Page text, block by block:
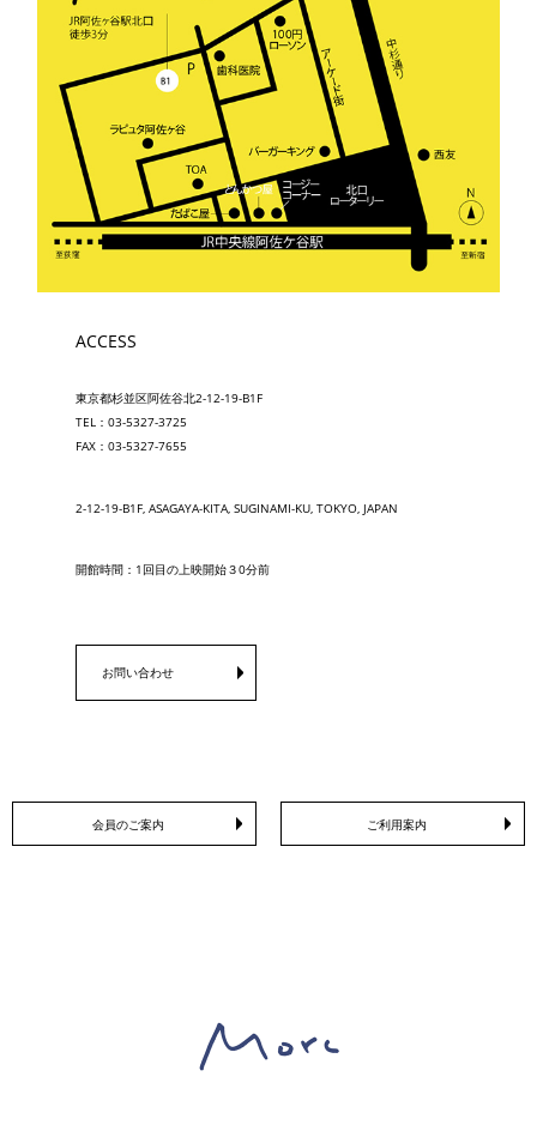
ACCESS
東京都杉並区阿佐谷北2-12-19-B1F
TEL：03-5327-3725
FAX：03-5327-7655
2-12-19-B1F, ASAGAYA-KITA, SUGINAMI-KU, TOKYO, JAPAN
開館時間：1回目の上映開始３0分前
お問い合わせ
会員のご案内 ご利用案内